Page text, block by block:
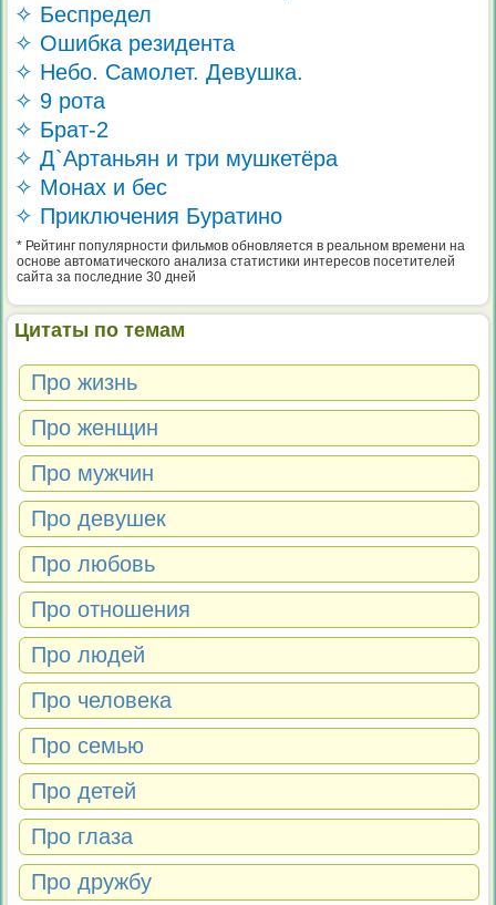
✧ Беспредел
✧ Ошибка резидента
✧ Небо. Самолет. Девушка.
✧ 9 рота
✧ Брат-2
✧ Д`Артаньян и три мушкетёра
✧ Монах и бес
✧ Приключения Буратино
* Рейтинг популярности фильмов обновляется в реальном времени на
основе автоматического анализа статистики интересов посетителей
сайта за последние 30 дней
Цитаты по темам
Про жизнь
Про женщин
Про мужчин
Про девушек
Про любовь
Про отношения
Про людей
Про человека
Про семью
Про детей
Про глаза
Про дружбу